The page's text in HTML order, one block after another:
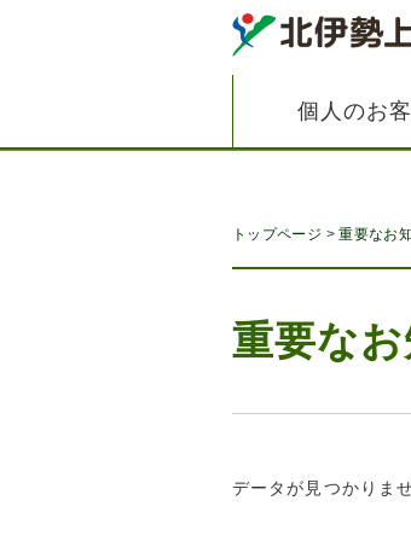
個人のお
トップページ 重要なお
重要な
データが見つかりませ